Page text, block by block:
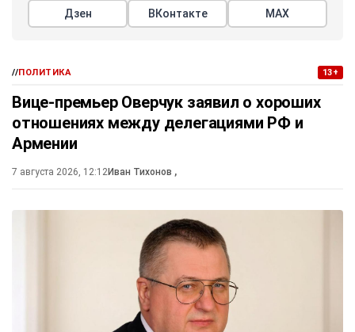
Дзен ВКонтакте МАХ
//ПОЛИТИКА 13+
Вице-премьер Оверчук заявил о хороших
отношениях между делегациями РФ и
Армении
7 августа 2026, 12:12Иван Тихонов ,